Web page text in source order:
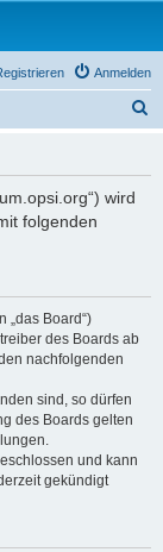
Anmelden
wird
folgenden
„das Board“)
des Boards ab
nachfolgenden
sind, so dürfen
des Boards gelten
und kann
gekündigt